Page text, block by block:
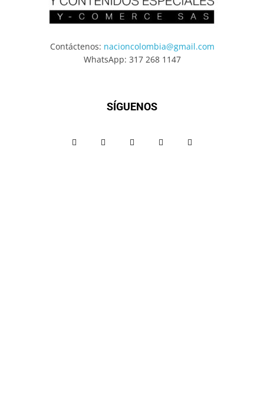
Contáctenos: nacioncolombia@gmail.com
WhatsApp: 317 268 1147
SÍGUENOS